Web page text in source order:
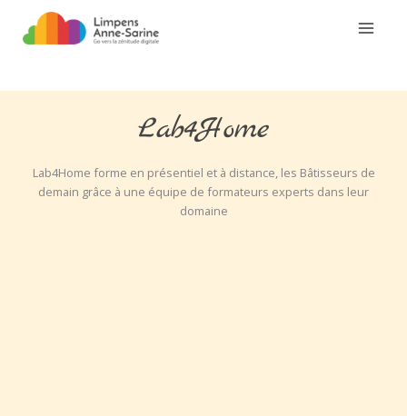
contenu
Lab4Home
Lab4Home forme en présentiel et à distance, les Bâtisseurs de
demain grâce à une équipe de formateurs experts dans leur
domaine